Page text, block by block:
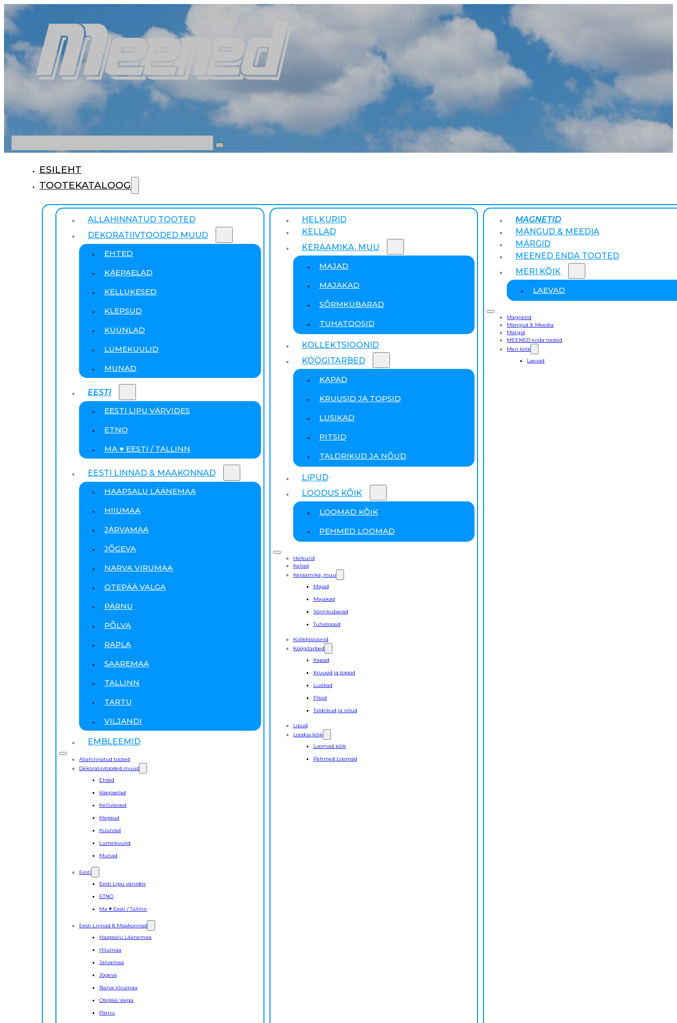
ESILEHT
TOOTEKATALOOG
ALLAHINNATUD TOOTED
DEKORATIIVTOODED MUUD
EHTED
KÄEPAELAD
KELLUKESED
KLEPSUD
KÜÜNLAD
LUMEKUULID
MUNAD
EESTI
EESTI LIPU VÄRVIDES
ETNO
MA ♥ EESTI / TALLINN
EESTI LINNAD & MAAKONNAD
HAAPSALU LÄÄNEMAA
HIIUMAA
JÄRVAMAA
JÕGEVA
NARVA VIRUMAA
OTEPÄÄ VALGA
PÄRNU
PÕLVA
RAPLA
SAAREMAA
TALLINN
TARTU
VILJANDI
EMBLEEMID
Allahinnatud tooted
Dekoratiivtooded muud
Ehted
Käepaelad
Kellukesed
Klepsud
Küünlad
Lumekuulid
Munad
Eesti
Eesti Lipu värvides
ETNO
Ma ♥ Eesti / Tallinn
Eesti Linnad & Maakonnad
Haapsalu Läänemaa
Hiiumaa
Järvamaa
Jõgeva
Narva Virumaa
Otepää Valga
Pärnu
HELKURID
KELLAD
KERAAMIKA, MUU
MAJAD
MAJAKAD
SÕRMKÜBARAD
TUHATOOSID
KOLLEKTSIOONID
KÖÖGITARBED
KAPAD
KRUUSID JA TOPSID
LUSIKAD
PITSID
TALDRIKUD JA NÕUD
LIPUD
LOODUS KÕIK
LOOMAD KÕIK
PEHMED LOOMAD
Helkurid
Kellad
Keraamika, muu
Majad
Majakad
Sõrmkübarad
Tuhatoosid
Kollektsioonid
Köögitarbed
Kapad
Kruusid ja topsid
Lusikad
Pitsid
Taldrikud ja nõud
Lipud
Loodus kõik
Loomad kõik
Pehmed Loomad
MAGNETID
MÄNGUD & MEEDIA
MÄRGID
MEENED ENDA TOOTED
MERI KÕIK
LAEVAD
Magnetid
Mängud & Meedia
Märgid
MEENED enda tooted
Meri kõik
Laevad